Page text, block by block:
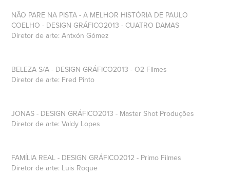
NÃO PARE NA PISTA - A MELHOR HISTÓRIA DE PAULO
COELHO - DESIGN GRÁFICO2013 - CUATRO DAMAS
Diretor de arte: Antxón Gómez
BELEZA S/A - DESIGN GRÁFICO2013 - O2 Filmes
Diretor de arte: Fred Pinto
JONAS - DESIGN GRÁFICO2013 - Master Shot Produções
Diretor de arte: Valdy Lopes
FAMÍLIA REAL - DESIGN GRÁFICO2012 - Primo Filmes
Diretor de arte: Luis Roque